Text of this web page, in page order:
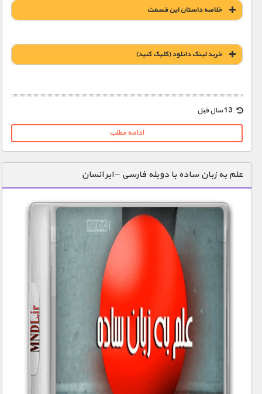
خلاصه داستان این قسمت
خريد لينک دانلود (کليک کنيد)
1900 تومان – خريد لينک دانلود (افزودن به سبد خريد)
ادامه مطلب
علم به زبان ساده با دوبله فارسی – ابر انسان